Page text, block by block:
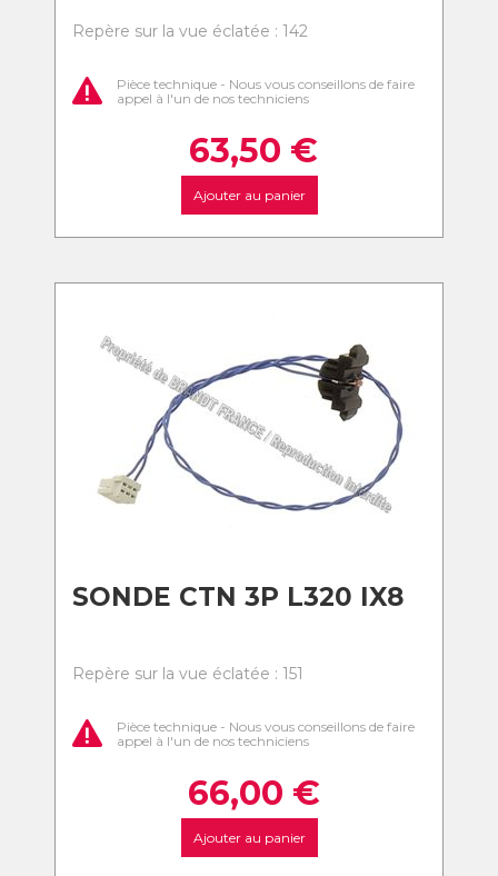
Repère sur la vue éclatée : 142
Pièce technique - Nous vous conseillons de faire
appel à l'un de nos techniciens
63,50 €
Ajouter au panier
SONDE CTN 3P L320 IX8
Repère sur la vue éclatée : 151
Pièce technique - Nous vous conseillons de faire
appel à l'un de nos techniciens
66,00 €
Ajouter au panier